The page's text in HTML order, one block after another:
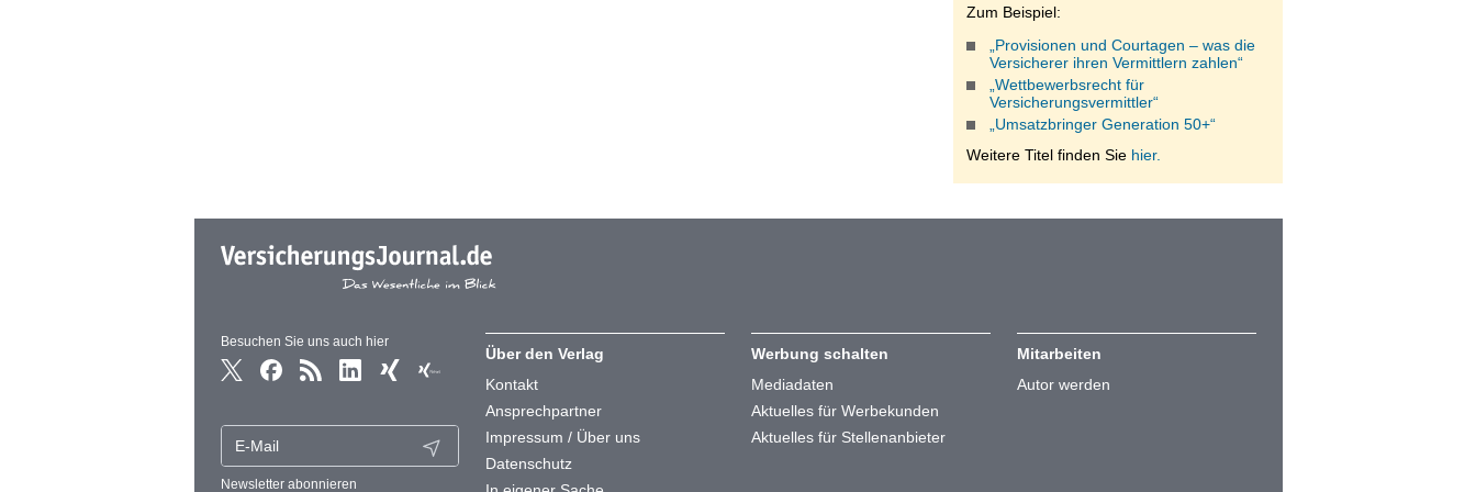
Zum Beispiel:
„Provisionen und Courtagen – was die
Versicherer ihren Vermittlern zahlen“
„Wettbewerbsrecht für
Versicherungsvermittler“
„Umsatzbringer Generation 50+“
Weitere Titel finden Sie hier.
Besuchen Sie uns auch hier
Newsletter abonnieren
Über den Verlag
Kontakt
Ansprechpartner
Impressum / Über uns
Datenschutz
Werbung schalten
Mediadaten
Aktuelles für Werbekunden
Aktuelles für Stellenanbieter
Mitarbeiten
Autor werden